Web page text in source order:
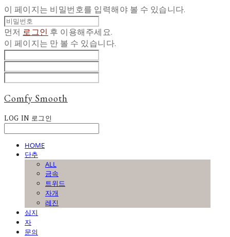
이 페이지는 비밀번호를 입력해야 볼 수 있습니다.
먼저 로그인 후 이용해주세요.
이 페이지는 만 볼 수 있습니다.
Comfy Smooth
LOG IN 로그인
HOME
단추
ALL
금속
트위드
자개
레진
심지
자
문의